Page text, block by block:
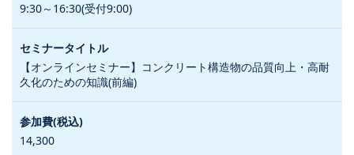
9:30～16:30(受付9:00)
【オンラインセミナー】コンクリート構造物の品質向上・高耐
久化のための知識(前編)
14,300